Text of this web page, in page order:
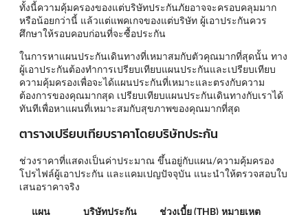
ทั้งนี้ความคุ้มครองของแต่บริษัทประกันภัยอาจจะครอบคลุมมาก
หรือน้อยกว่านี้ แล้วแต่แพคเกจของแต่บริษัท ผู้เอาประกันควร
ศึกษาให้รอบคอบก่อนที่จะซื้อประกัน
ในการหาแผนประกันเดินทางที่เหมาสมกับตัวคุณมากที่สุดนั้น ทาง
ผู้เอาประกันต้องทำการเปรียบเทียบแผนประกันและเปรียบเทียบ
ความคุ้มครองเพื่อจะได้แผนประกันที่เหมาะและตรงกับความ
ต้องการของคุณมากสุด เปรียบเทียบแผนประกันเดินทางกับเราได้
ทันทีเพื่อหาแผนที่เหมาะสมกับสุขภาพของคุณมากที่สุด
ตารางเปรียบเทียบราคาโดยบริษัทประกัน
ช่วงราคาที่แสดงเป็นค่าประมาณ ขึ้นอยู่กับแผน/ความคุ้มครอง
โปรไฟล์ผู้เอาประกัน และแคมเปญปัจจุบัน แนะนำให้ตรวจสอบใบ
เสนอราคาจริง
แผน บริษัทประกัน ช่วงเบี้ย (THB) หมายเหตุ